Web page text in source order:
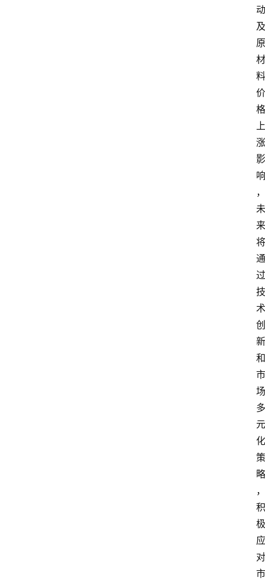
动
及
原
材
料
价
格
上
涨
影
响
，
未
来
将
通
过
技
术
创
新
和
市
场
多
元
化
策
略
，
积
极
应
对
市